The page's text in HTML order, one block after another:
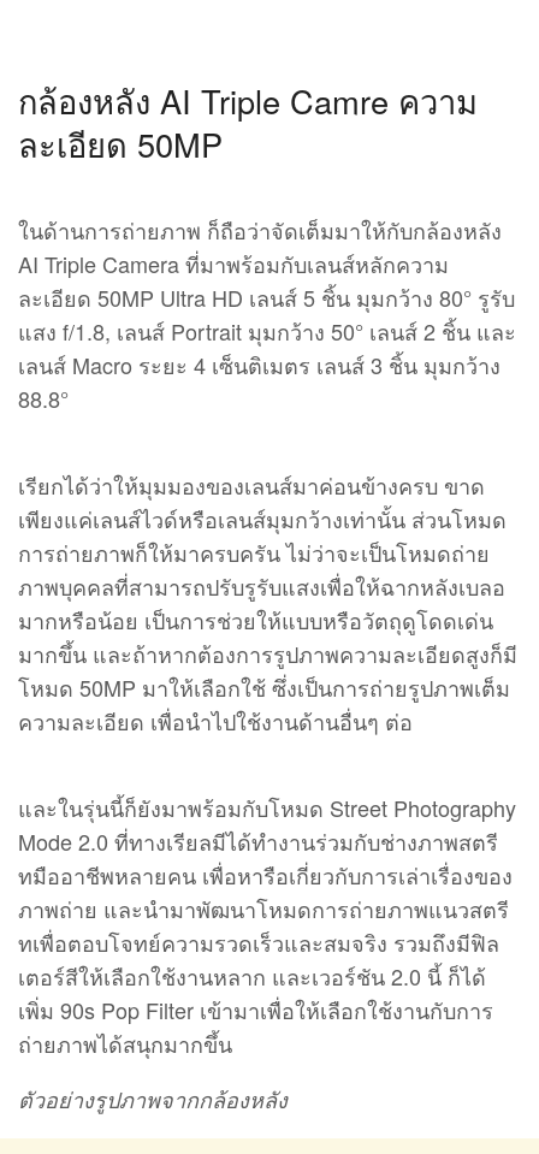
กล้องหลัง AI Triple Camre ความ
ละเอียด 50MP
ในด้านการถ่ายภาพ ก็ถือว่าจัดเต็มมาให้กับกล้องหลัง
AI Triple Camera ที่มาพร้อมกับเลนส์หลักความ
ละเอียด 50MP Ultra HD เลนส์ 5 ชิ้น มุมกว้าง 80° รูรับ
แสง f/1.8, เลนส์ Portrait มุมกว้าง 50° เลนส์ 2 ชิ้น และ
เลนส์ Macro ระยะ 4 เซ็นติเมตร เลนส​์ 3 ชิ้น มุมกว้าง
88.8°
เรียกได้ว่าให้มุมมองของเลนส์มาค่อนข้างครบ ขาด
เพียงแค่เลนส์ไวด์หรือเลนส์มุมกว้างเท่านั้น ส่วนโหมด
การถ่ายภาพก็ให้มาครบครัน ไม่ว่าจะเป็นโหมดถ่าย
ภาพบุคคลที่สามารถปรับรูรับแสงเพื่อให้ฉากหลังเบลอ
มากหรือน้อย เป็นการช่วยให้แบบหรือวัตถุดูโดดเด่น
มากขึ้น และถ้าหากต้องการรูปภาพความละเอียดสูงก็มี
โหมด 50MP มาให้เลือกใช้ ซึ่งเป็นการถ่ายรูปภาพเต็ม
ความละเอียด เพื่อนำไปใช้งานด้านอื่นๆ ต่อ
และในรุ่นนี้ก็ยังมาพร้อมกับโหมด Street Photography
Mode 2.0 ที่ทางเรียลมีได้ทำงานร่วมกับช่างภาพสตรี
ทมืออาชีพหลายคน เพื่อหารือเกี่ยวกับการเล่าเรื่องของ
ภาพถ่าย และนำมาพัฒนาโหมดการถ่ายภาพแนวสตรี
ทเพื่อตอบโจทย์ความรวดเร็วและสมจริง รวมถึงมีฟิล
เตอร์สีให้เลือกใช้งานหลาก และเวอร์ชัน 2.0 นี้ ก็ได้
เพิ่ม 90s Pop Filter เข้ามาเพื่อให้เลือกใช้งานกับการ
ถ่ายภาพได้สนุกมากขึ้น
ตัวอย่างรูปภาพจากกล้องหลัง